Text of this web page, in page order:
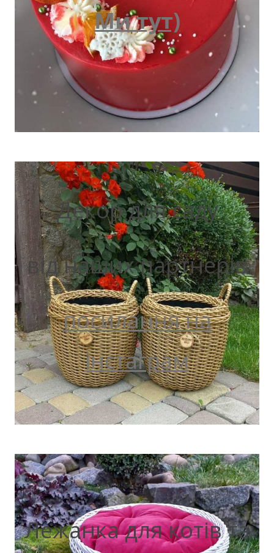
Ми тут)
Декор для саду
від наших партнерів
посилання на
інстаграм
Лежанка для котів та